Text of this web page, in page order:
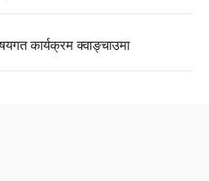
कार्यक्रम क्वाङ्चाउमा